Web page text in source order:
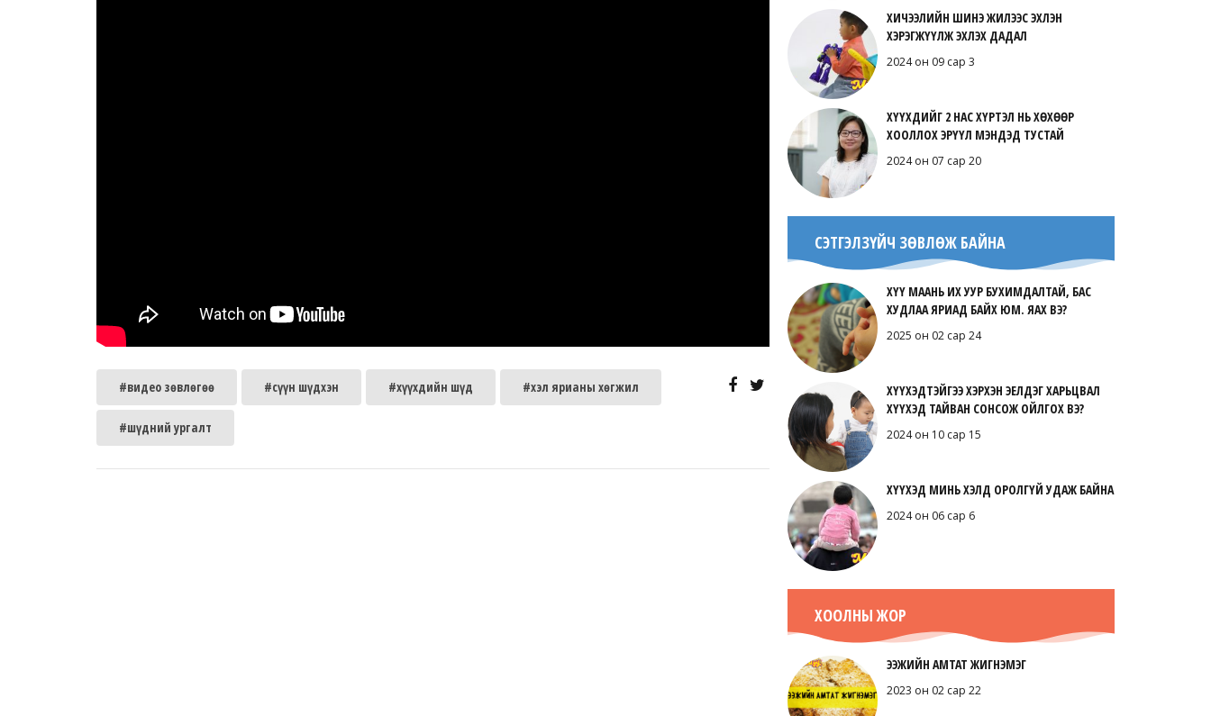
#видео зөвлөгөө #сүүн шүдхэн #хүүхдийн шүд #хэл ярианы хөгжил
#шүдний ургалт
ХИЧЭЭЛИЙН ШИНЭ ЖИЛЭЭС ЭХЛЭН
ХЭРЭГЖҮҮЛЖ ЭХЛЭХ ДАДАЛ
2024 он 09 сар 3
ХҮҮХДИЙГ 2 НАС ХҮРТЭЛ НЬ ХӨХӨӨР
ХООЛЛОХ ЭРҮҮЛ МЭНДЭД ТУСТАЙ
2024 он 07 сар 20
СЭТГЭЛЗҮЙЧ ЗӨВЛӨЖ БАЙНА
ХҮҮ МААНЬ ИХ УУР БУХИМДАЛТАЙ, БАС
ХУДЛАА ЯРИАД БАЙХ ЮМ. ЯАХ ВЭ?
2025 он 02 сар 24
ХҮҮХЭДТЭЙГЭЭ ХЭРХЭН ЭЕЛДЭГ ХАРЬЦВАЛ
ХҮҮХЭД ТАЙВАН СОНСОЖ ОЙЛГОХ ВЭ?
2024 он 10 сар 15
ХҮҮХЭД МИНЬ ХЭЛД ОРОЛГҮЙ УДАЖ БАЙНА
2024 он 06 сар 6
ХООЛНЫ ЖОР
ЭЭЖИЙН АМТАТ ЖИГНЭМЭГ
2023 он 02 сар 22